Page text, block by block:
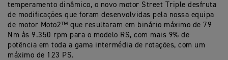
temperamento dinâmico, o novo motor Street Triple desfruta
de modificações que foram desenvolvidas pela nossa equipa
de motor Moto2™ que resultaram em binário máximo de 79
Nm às 9.350 rpm para o modelo RS, com mais 9% de
potência em toda a gama intermédia de rotações, com um
máximo de 123 PS.